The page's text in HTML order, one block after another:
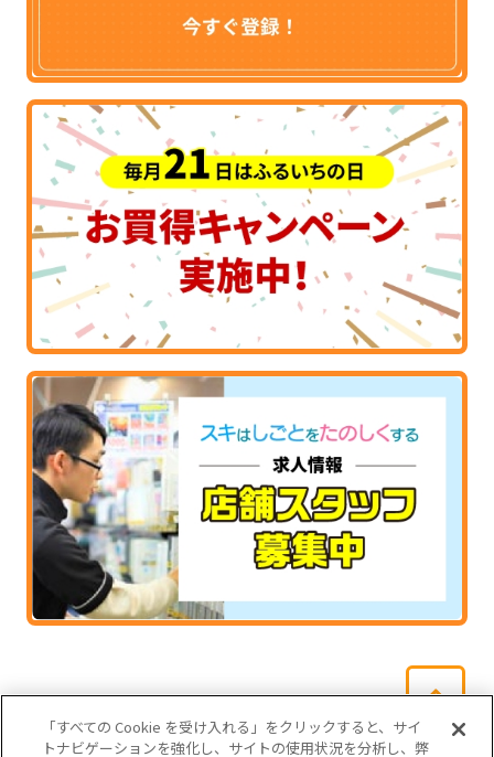
「すべての Cookie を受け入れる」をクリックすると、サイ
トナビゲーションを強化し、サイトの使用状況を分析し、弊